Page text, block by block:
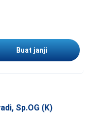
Buat janji
Sp.OG (K)